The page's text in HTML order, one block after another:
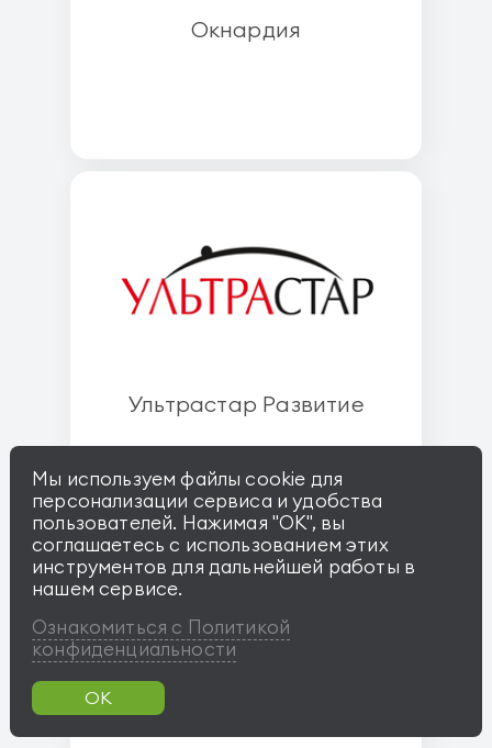
Мы используем файлы cookie для
персонализации сервиса и удобства
пользователей. Нажимая "OK", вы
соглашаетесь с использованием этих
инструментов для дальнейшей работы в
нашем сервисе.
Ознакомиться с Политикой
конфиденциальности
Окнардия
Ультрастар Развитие